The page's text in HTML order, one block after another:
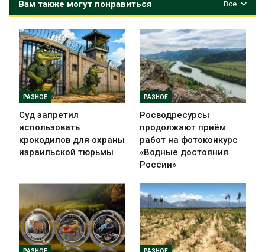
Все
Вам также могут понравиться
РАЗНОЕ
Суд запретил
использовать
крокодилов для охраны
израильской тюрьмы
РАЗНОЕ
Росводресурсы
продолжают приём
работ на фотоконкурс
«Водные достояния
России»